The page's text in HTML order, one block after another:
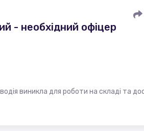
- необхідний офіцер
виникла для роботи на складі та